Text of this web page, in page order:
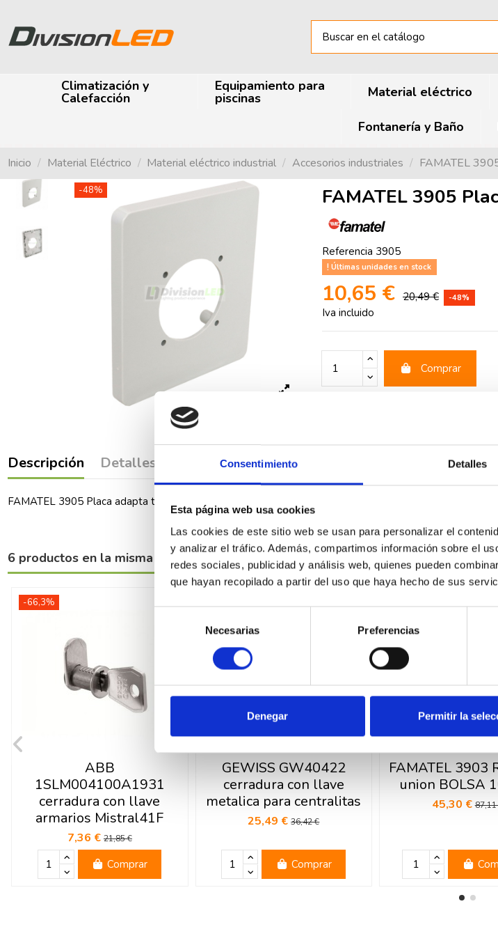
Consentimiento Detalles
Esta página web usa cookies
Las cookies de este sitio web se usan para personalizar el
y analizar el tráfico. Además, compartimos información sobre el
redes sociales, publicidad y análisis web, quienes pueden
que hayan recopilado a partir del uso que haya hecho de sus
consentimiento
Necesarias Preferencias
Denegar Permitir la
Climatización y
Calefacción
Equipamiento para
piscinas Material eléctrico
Fontanería y Baño
Inicio Material Eléctrico Material eléctrico industrial Accesorios industriales FAMATEL
-48% FAMATEL 3905
Referencia 3905
Últimas unidades en stock
10,65 € 20,49 € -48%
Iva incluido
Comprar
Descripción Detalles del producto Comentarios
FAMATEL 3905 Placa adapta toma cuadro 50x50 BOLSA 6 Uds
6 productos en la misma categoría:
-66,3%
ABB
1SLM004100A1931
cerradura con llave
armarios Mistral41F
7,36 € 21,85 €
Comprar
GEWISS GW40422
cerradura con llave
metalica para centralitas
25,49 €36,42 €
Comprar
FAMATEL 3903
union BOLSA
45,30 €87,11